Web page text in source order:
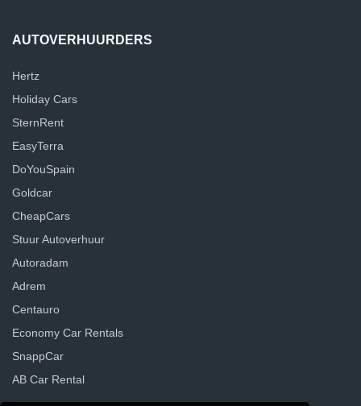
AUTOVERHUURDERS
Hertz
Holiday Cars
SternRent
EasyTerra
DoYouSpain
Goldcar
CheapCars
Stuur Autoverhuur
Autoradam
Adrem
Centauro
Economy Car Rentals
SnappCar
AB Car Rental